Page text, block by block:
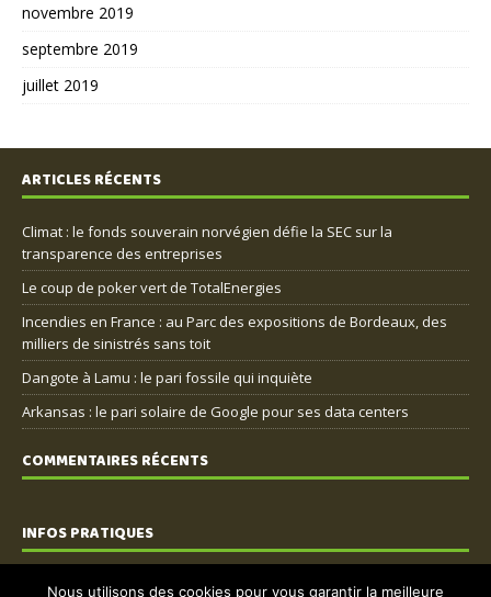
novembre 2019
septembre 2019
juillet 2019
ARTICLES RÉCENTS
Climat : le fonds souverain norvégien défie la SEC sur la
transparence des entreprises
Le coup de poker vert de TotalEnergies
Incendies en France : au Parc des expositions de Bordeaux, des
milliers de sinistrés sans toit
Dangote à Lamu : le pari fossile qui inquiète
Arkansas : le pari solaire de Google pour ses data centers
COMMENTAIRES RÉCENTS
INFOS PRATIQUES
Nous contacter
Nous utilisons des cookies pour vous garantir la meilleure